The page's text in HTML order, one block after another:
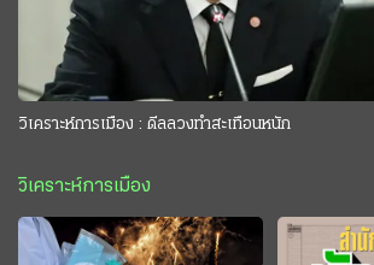
วิเคราะห์การเมือง : ดีลลวงทำสะเทือนหนัก
วิเคราะห์การเมือง